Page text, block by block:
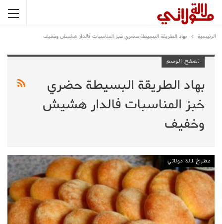
الرئيسية بهاد الطريقة البسيطة حضري خبز المناسبات فالدار هشيش وخفيف
تصفح الوسم
بهاد الطريقة البسيطة حضري
خبز المناسبات فالدار هشيش
وخفيف
مطبخ لالة مولاتي